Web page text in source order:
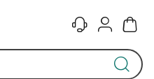
KontaktKonto